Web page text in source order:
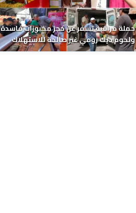
حملة مراقبة تسفر عن حجز مخبوزات فاسدة
ولحوم ديك رومي غير صالحة للاستهلاك
بالحي الحسني